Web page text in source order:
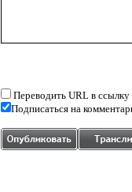
Переводить URL в ссылку
Подписаться на